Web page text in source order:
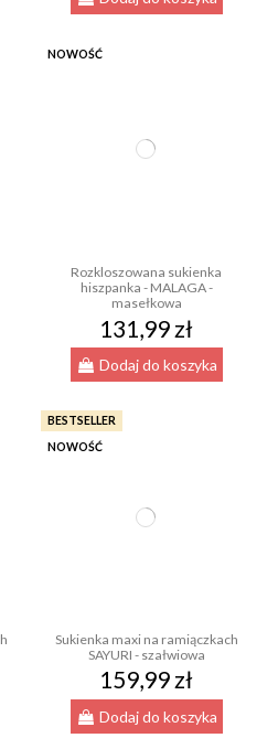
NOWOŚĆ
Rozkloszowana sukienka
hiszpanka - MALAGA -
masełkowa
131,99 zł
Dodaj do koszyka
BESTSELLER
NOWOŚĆ
Sukienka maxi na ramiączkach
SAYURI - szałwiowa
159,99 zł
Dodaj do koszyka